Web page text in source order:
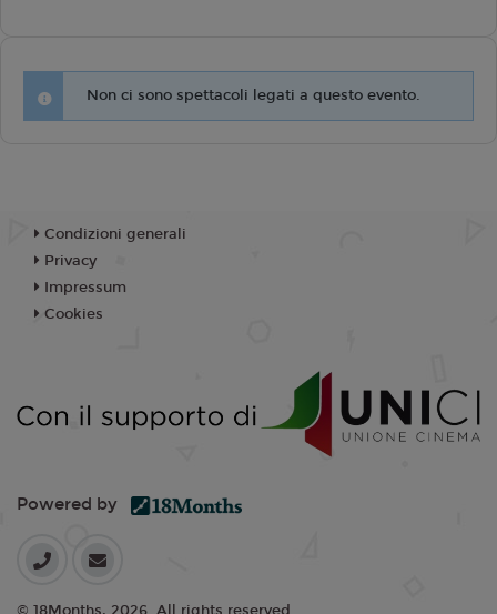
Non ci sono spettacoli legati a questo evento.
Condizioni generali
Privacy
Impressum
Cookies
Powered by